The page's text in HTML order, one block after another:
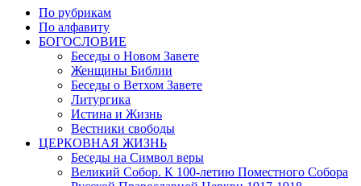
По рубрикам
По алфавиту
БОГОСЛОВИЕ
Беседы о Новом Завете
Женщины Библии
Беседы о Ветхом Завете
Литургика
Истина и Жизнь
Вестники свободы
ЦЕРКОВНАЯ ЖИЗНЬ
Беседы на Символ веры
Великий Собор. К 100-летию Поместного Собора